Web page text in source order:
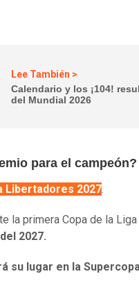
Lee También >
Calendario y los ¡104!
del Mundial 2026
para el campeón?
Libertadores 2027.
la primera Copa de la Liga
2027.
su lugar en la